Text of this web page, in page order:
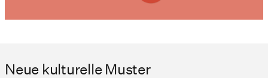
Neue kulturelle Muster